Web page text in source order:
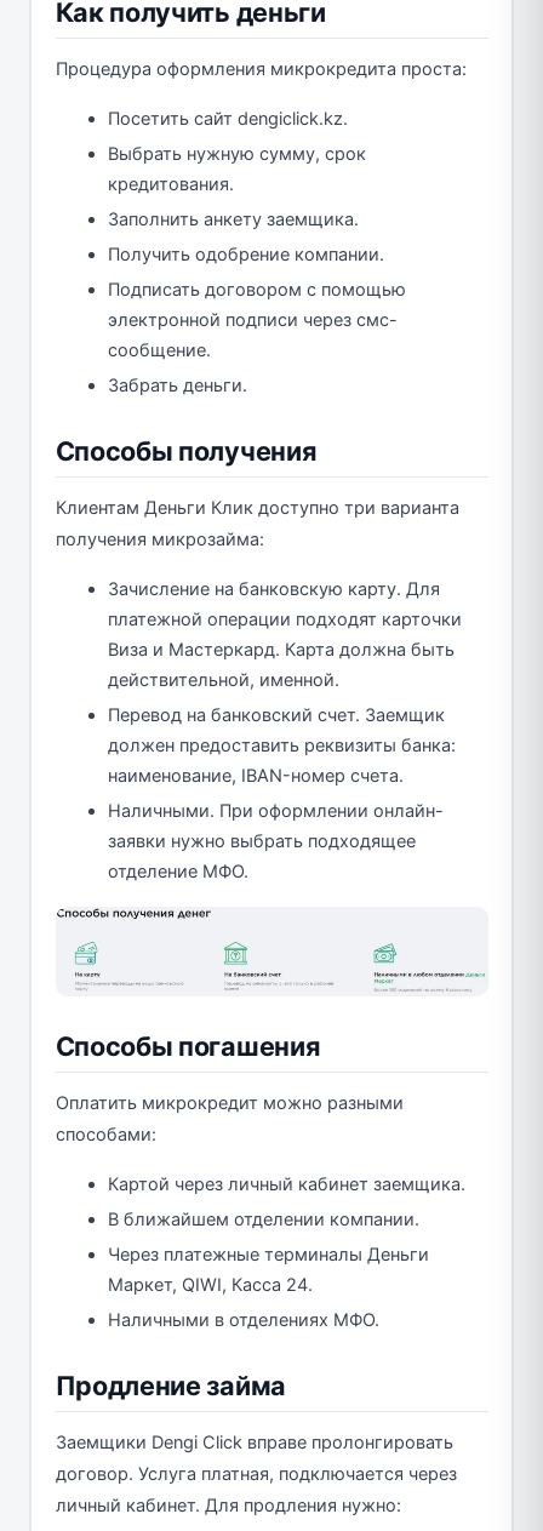
Как получить деньги
Процедура оформления микрокредита проста:
Посетить сайт dengiclick.kz.
Выбрать нужную сумму, срок
кредитования.
Заполнить анкету заемщика.
Получить одобрение компании.
Подписать договором с помощью
электронной подписи через смс-
сообщение.
Забрать деньги.
Способы получения
Клиентам Деньги Клик доступно три варианта
получения микрозайма:
Зачисление на банковскую карту. Для
платежной операции подходят карточки
Виза и Мастеркард. Карта должна быть
действительной, именной.
Перевод на банковский счет. Заемщик
должен предоставить реквизиты банка:
наименование, IBAN-номер счета.
Наличными. При оформлении онлайн-
заявки нужно выбрать подходящее
отделение МФО.
Способы погашения
Оплатить микрокредит можно разными
способами:
Картой через личный кабинет заемщика.
В ближайшем отделении компании.
Через платежные терминалы Деньги
Маркет, QIWI, Касса 24.
Наличными в отделениях МФО.
Продление займа
Заемщики Dengi Click вправе пролонгировать
договор. Услуга платная, подключается через
личный кабинет. Для продления нужно: